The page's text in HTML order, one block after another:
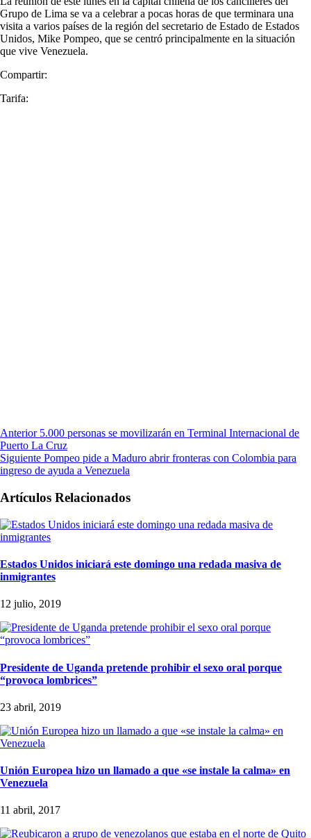
Grupo de Lima se va a celebrar a pocas horas de que terminara una
visita a varios países de la región del secretario de Estado de Estados
Unidos, Mike Pompeo, que se centró principalmente en la situación
que vive Venezuela.
Compartir:
Tarifa:
Anterior 5.000 personas se movilizarán en Terminal Internacional de
Puerto La Cruz
Siguiente Pompeo pide a Maduro abrir fronteras con Colombia para
ingreso de ayuda a Venezuela
Artículos Relacionados
Estados Unidos iniciará este domingo una redada masiva de
inmigrantes
12 julio, 2019
Presidente de Uganda pretende prohibir el sexo oral porque
“provoca lombrices”
23 abril, 2019
Unión Europea hizo un llamado a que «se instale la calma» en
Venezuela
11 abril, 2017